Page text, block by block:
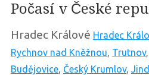
Počasí v České
Hradec Králové Hradec
Rychnov nad Kněžnou, Trutnov,
Budějovice, Český Krumlov,